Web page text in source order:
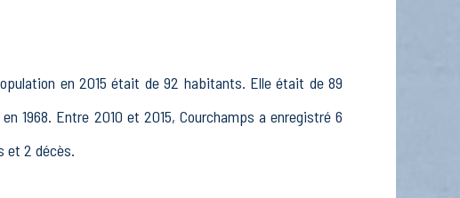
en 2015 était de 92 habitants. Elle était de 89
1968. Entre 2010 et 2015, Courchamps a enregistré 6
et 2 décès.